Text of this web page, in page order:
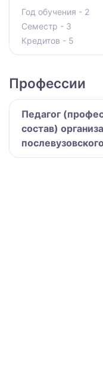
Год обучения - 2
Семестр - 3
Кредитов - 5
Профессии
Педагог
состав)